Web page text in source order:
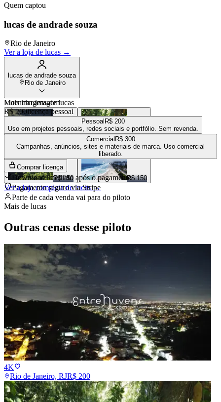
Quem captou
lucas de andrade souza
Rio de Janeiro
Ver a loja de lucas →
lucas de andrade souza
Rio de Janeiro
Mais imagens delucas
R$ 250
R$ 150 R$ 150
Ver a loja completa delucas→
Licenciar imagem
R$ 200licença pessoal
Pessoal R$ 200
Uso em projetos pessoais, redes sociais e portfólio. Sem revenda.
Comercial R$ 300
Campanhas, anúncios, sites e materiais de marca. Uso comercial
liberado.
Comprar licença
Download imediato após o pagamento
Pagamento seguro via Stripe
Parte de cada venda vai para do piloto
Mais de lucas
Outras cenas desse piloto
4K
Rio de Janeiro, RJR$ 200